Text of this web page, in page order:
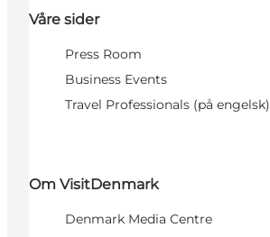
Våre sider
Press Room
Business Events
Travel Professionals (på engelsk)
Om VisitDenmark
Denmark Media Centre